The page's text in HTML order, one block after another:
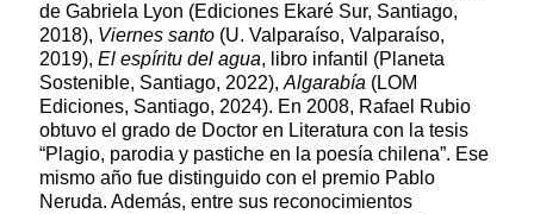
de Gabriela Lyon (Ediciones Ekaré Sur, Santiago,
2018), Viernes santo (U. Valparaíso, Valparaíso,
2019), El espíritu del agua, libro infantil (Planeta
Sostenible, Santiago, 2022), Algarabía (LOM
Ediciones, Santiago, 2024). En 2008, Rafael Rubio
obtuvo el grado de Doctor en Literatura con la tesis
“Plagio, parodia y pastiche en la poesía chilena”. Ese
mismo año fue distinguido con el premio Pablo
Neruda. Además, entre sus reconocimientos